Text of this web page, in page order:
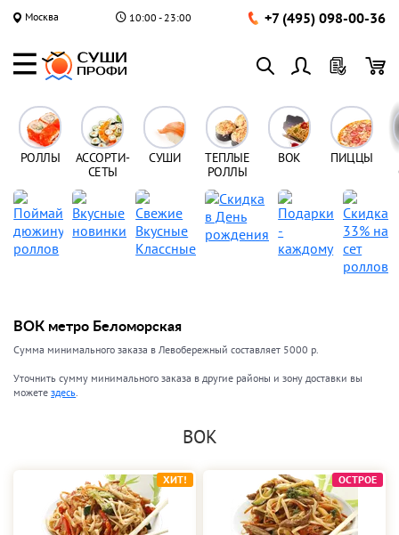
Москва 10:00 - 23:00 +7 (495) 098-00-36
РОЛЛЫ
АССОРТИ-
СЕТЫ
СУШИ
ТЕПЛЫЕ
РОЛЛЫ
ВОК ПИЦЦЫ
ВОК метро Беломорская
Сумма минимального заказа в Левобережный составляет 5000 р.
Уточнить сумму минимального заказа в другие районы и зону доставки вы
можетездесь.
ВОК
ХИТ! ОСТРОЕ